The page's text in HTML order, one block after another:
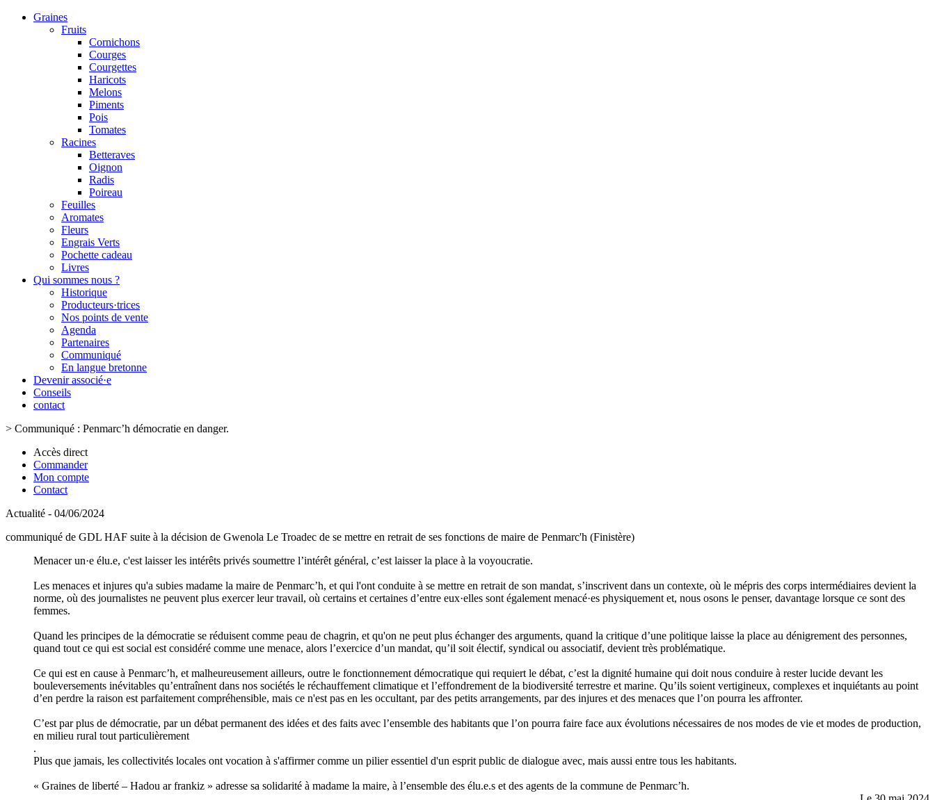
Graines
Fruits
Cornichons
Courges
Courgettes
Haricots
Melons
Piments
Pois
Tomates
Racines
Betteraves
Oignon
Radis
Poireau
Feuilles
Aromates
Fleurs
Engrais Verts
Pochette cadeau
Livres
Qui sommes nous ?
Historique
Producteurs·trices
Nos points de vente
Agenda
Partenaires
Communiqué
En langue bretonne
Devenir associé·e
Conseils
contact
> Communiqué : Penmarc’h démocratie en danger.
Accès direct
Commander
Mon compte
Contact
Actualité - 04/06/2024
communiqué de GDL HAF suite à la décision de Gwenola Le Troadec de se mettre en retrait de ses fonctions de maire de Penmarc'h (Finistère)
Menacer un·e élu.e, c'est laisser les intérêts privés soumettre l’intérêt général, c’est laisser la place à la voyoucratie.
Les menaces et injures qu'a subies madame la maire de Penmarc’h, et qui l'ont conduite à se mettre en retrait de son mandat, s’inscrivent dans un contexte, où le mépris des corps intermédiaires devient la
norme, où des journalistes ne peuvent plus exercer leur travail, où certains et certaines d’entre eux·elles sont également menacé·es physiquement et, nous osons le penser, davantage lorsque ce sont des
femmes.
Quand les principes de la démocratie se réduisent comme peau de chagrin, et qu'on ne peut plus échanger des arguments, quand la critique d’une politique laisse la place au dénigrement des personnes,
quand tout ce qui est social est considéré comme une menace, alors l’exercice d’un mandat, qu’il soit électif, syndical ou associatif, devient très problématique.
Ce qui est en cause à Penmarc’h, et malheureusement ailleurs, outre le fonctionnement démocratique qui requiert le débat, c’est la dignité humaine qui doit nous conduire à rester lucide devant les
bouleversements inévitables qu’entraînent dans nos sociétés le réchauffement climatique et l’effondrement de la biodiversité terrestre et marine. Qu’ils soient vertigineux, complexes et inquiétants au point
d’en perdre la raison est parfaitement compréhensible, mais ce n'est pas en les occultant, par des petits arrangements, par des injures et des menaces que l’on pourra les affronter.
C’est par plus de démocratie, par un débat permanent des idées et des faits avec l’ensemble des habitants que l’on pourra faire face aux évolutions nécessaires de nos modes de vie et modes de production,
en milieu rural tout particulièrement
.
Plus que jamais, les collectivités locales ont vocation à s'affirmer comme un pilier essentiel d'un esprit public de dialogue avec, mais aussi entre tous les habitants.
« Graines de liberté – Hadou ar frankiz » adresse sa solidarité à madame la maire, à l’ensemble des élu.e.s et des agents de la commune de Penmarc’h.